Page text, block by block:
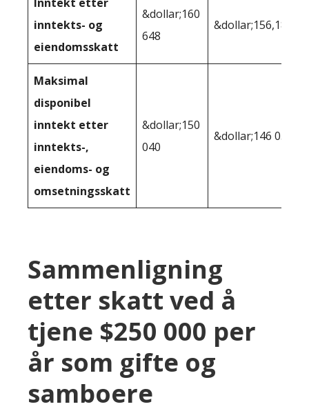
inntekts- og
eiendomsskatt
&dollar;160
648
&dollar;156,186
Maksimal
disponibel
inntekt etter
inntekts-,
eiendoms- og
omsetningsskatt
&dollar;150
040
&dollar;146 050
Sammenligning
etter skatt ved å
tjene $250 000 per
år som gifte og
samboere